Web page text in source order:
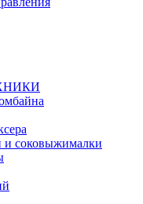
и соковыжималки